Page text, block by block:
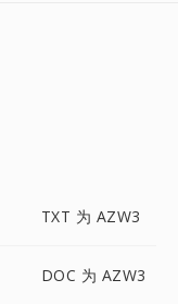
TXT 为 AZW3
DOC 为 AZW3